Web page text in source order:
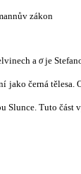
zákon
a σje
černá tělesa.
Slunce. Tuto